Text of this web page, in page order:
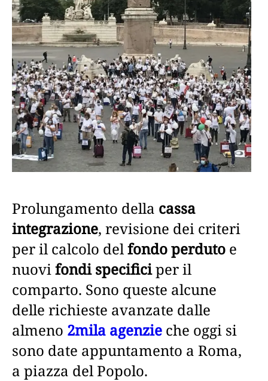
Prolungamento della cassa
integrazione, revisione dei criteri
per il calcolo delfondo perduto e
nuovifondi specificiper il
comparto. Sono queste alcune
delle richieste avanzate dalle
almeno 2mila agenzie che oggi si
sono date appuntamento a Roma,
a piazza del Popolo.